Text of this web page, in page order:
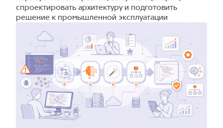
спроектировать архитектуру и подготовить
решение к промышленной эксплуатации